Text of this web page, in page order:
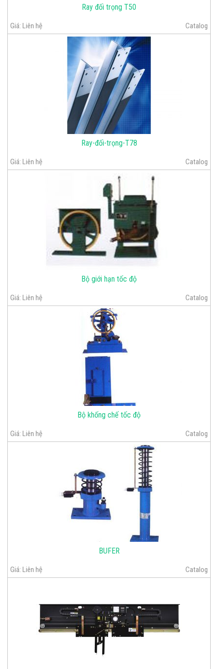
Ray đối trọng T50
Giá: Liên hệ Catalog
Ray-đối-trọng-T78
Giá: Liên hệ Catalog
Bộ giới hạn tốc độ
Giá: Liên hệ Catalog
Bộ khống chế tốc độ
Giá: Liên hệ Catalog
BUFER
Giá: Liên hệ Catalog